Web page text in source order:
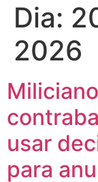
Dia:
2026
usar
para